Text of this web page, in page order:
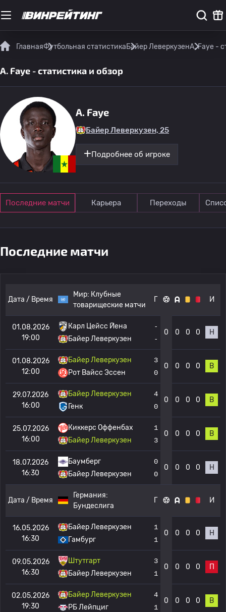
ГлавнаяФутбольная статистикаБайер ЛеверкузенA. Faye -
A. Faye - статистика и обзор
A. Faye
Байер Леверкузен, 25
Подробнее об игроке
Последние матчи Карьера Переходы
Последние матчи
Дата / Время
Мир: Клубные
товарищеские матчи
Г И
01.08.2026
19:00
Карл Цейсс Йена
Байер Леверкузен
-
-
0 0 0 0 Н
01.08.2026
12:00
Байер Леверкузен
Рот Вайсс Эссен
3
0
0 0 0 0 В
29.07.2026
16:00
Байер Леверкузен
Генк
4
0
0 0 0 0 В
25.07.2026
16:00
Киккерс Оффенбах
Байер Леверкузен
1
3
0 0 0 0 В
18.07.2026
16:30
Баумберг
Байер Леверкузен
0
0
0 0 0 0 Н
Дата / Время
Германия:
Бундеслига
Г И
16.05.2026
16:30
Байер Леверкузен
Гамбург
1
1
0 0 0 0 Н
09.05.2026
16:30
Штутгарт
Байер Леверкузен
3
1
0 0 0 0 П
02.05.2026
19:30
Байер Леверкузен
РБ Лейпциг
4
1
0 0 0 0 В